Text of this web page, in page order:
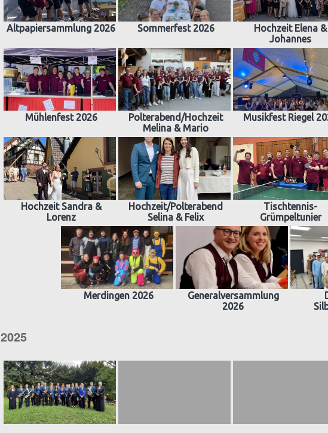
Altpapiersammlung 2026 Sommerfest 2026
Hochzeit Elena &
Johannes
Mühlenfest 2026
Polterabend/Hochzeit
Melina & Mario
Musikfest Riegel
Hochzeit Sandra &
Lorenz
Hochzeit/Polterabend
Selina & Felix
Tischtennis-
Grümpeltunier
Merdingen 2026
Generalversammlung
2026
2025